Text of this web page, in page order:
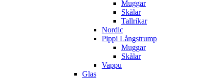
Muggar
Skålar
Tallrikar
Nordic
Pippi Långstrump
Muggar
Skålar
Vappu
Glas